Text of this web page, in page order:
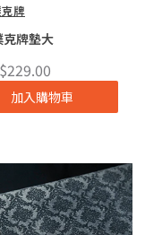
克牌
牌墊大
加入購物車